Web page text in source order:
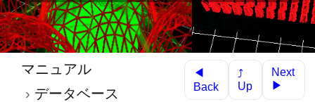
マニュアル
データベース
◀
Back
⤴
Up
Next
▶